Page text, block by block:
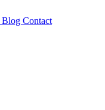
Blog Contact